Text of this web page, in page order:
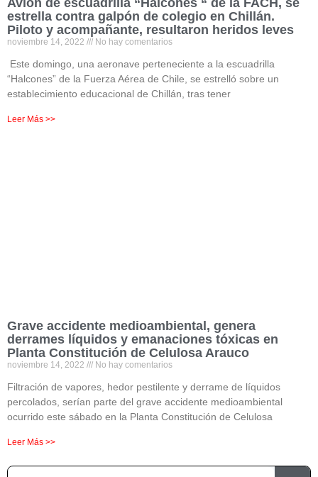
Avión de escuadrilla “Halcones “ de la FACH, se
estrella contra galpón de colegio en Chillán.
Piloto y acompañante, resultaron heridos leves
noviembre 14, 2022 No hay comentarios
Este domingo, una aeronave perteneciente a la escuadrilla
“Halcones” de la Fuerza Aérea de Chile, se estrelló sobre un
establecimiento educacional de Chillán, tras tener
Leer Más >>
Grave accidente medioambiental, genera
derrames líquidos y emanaciones tóxicas en
Planta Constitución de Celulosa Arauco
noviembre 14, 2022 No hay comentarios
Filtración de vapores, hedor pestilente y derrame de líquidos
percolados, serían parte del grave accidente medioambiental
ocurrido este sábado en la Planta Constitución de Celulosa
Leer Más >>